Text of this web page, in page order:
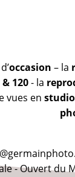
occasion – la
120- la
vues en studio
- Ouvert du